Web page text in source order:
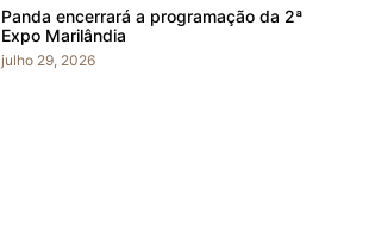
Panda encerrará a programação da 2ª
Expo Marilândia
julho 29, 2026